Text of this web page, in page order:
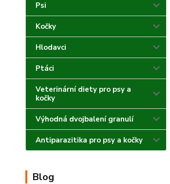
Psi
Kočky
Hlodavci
Ptáci
Veterinární diety pro psy a
kočky
Výhodná dvojbalení granulí
Antiparazitika pro psy a kočky
Blog